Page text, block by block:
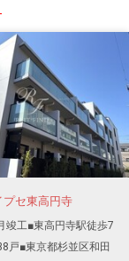
プセ東高円寺
竣工■東高円寺駅徒歩7
戸■東京都杉並区和田